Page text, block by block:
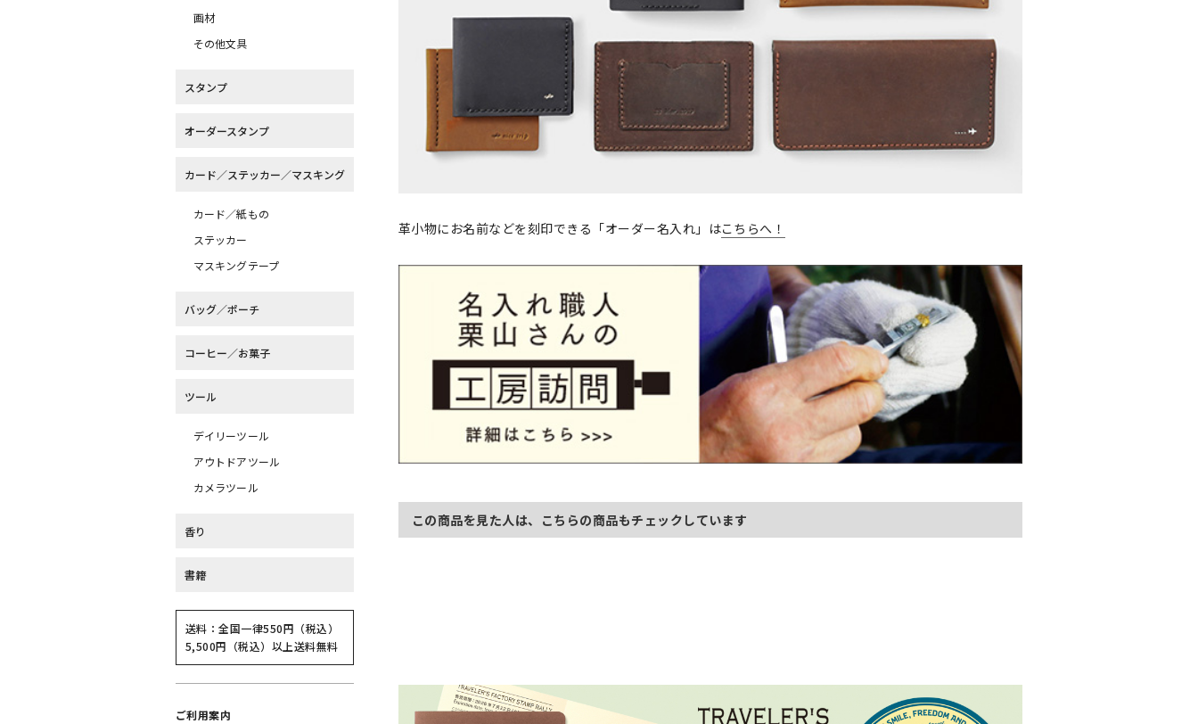
革小物にお名前などを刻印できる「オーダー名入れ」はこちらへ！
この商品を見た人は、こちらの商品もチェックしています
画材
その他文具
スタンプ
オーダースタンプ
カード／ステッカー／マスキング
カード／紙もの
ステッカー
マスキングテープ
バッグ／ポーチ
コーヒー／お菓子
ツール
デイリーツール
アウトドアツール
カメラツール
香り
書籍
送料：全国一律550円（税込）
5,500円（税込）以上送料無料
ご利用案内